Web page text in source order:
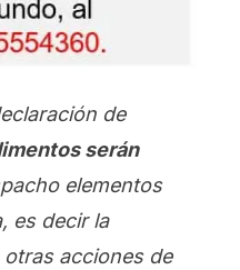
de
serán
elementos
, es decir la
acciones de